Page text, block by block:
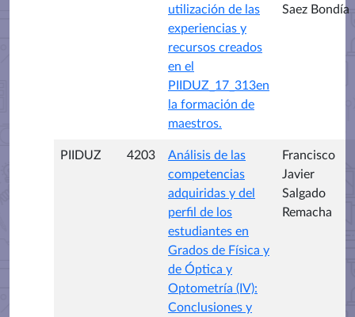
utilización de las
experiencias y
recursos creados
en el
PIIDUZ_17_313en
la formación de
maestros.
Saez Bondía
PIIDUZ 4203
Análisis de las
competencias
adquiridas y del
perfil de los
estudiantes en
Grados de Física y
de Óptica y
Optometría (IV):
Conclusiones y
Francisco
Javier
Salgado
Remacha